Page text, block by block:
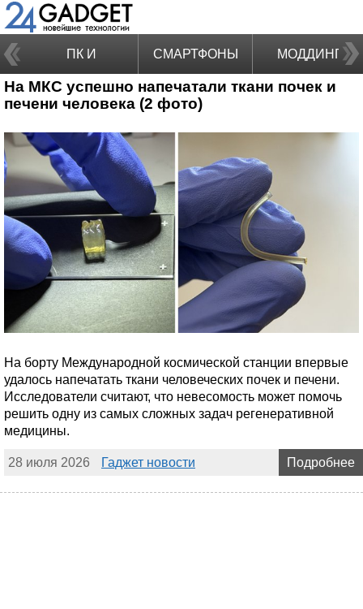
ПК И
НОУТБУКИ
СМАРТФОНЫ МОДДИНГ
На МКС успешно напечатали ткани почек и
печени человека (2 фото)
На борту Международной космической станции впервые
удалось напечатать ткани человеческих почек и печени.
Исследователи считают, что невесомость может помочь
решить одну из самых сложных задач регенеративной
медицины.
28 июля 2026 Гаджет новости Подробнее